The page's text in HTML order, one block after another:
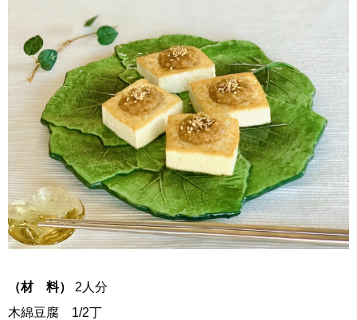
（材 料） 2人分
木綿豆腐 1/2丁